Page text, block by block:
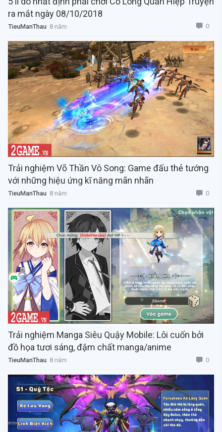
ra mắt ngày 08/10/2018
TieuManThau 8 năm 0
Trải nghiệm Võ Thần Vô Song: Game đấu thẻ tướng
với những hiệu ứng kĩ năng mãn nhãn
TieuManThau 8 năm 0
Trải nghiệm Manga Siêu Quậy Mobile: Lôi cuốn bởi
đồ họa tươi sáng, đậm chất manga/anime
TieuManThau 8 năm 0